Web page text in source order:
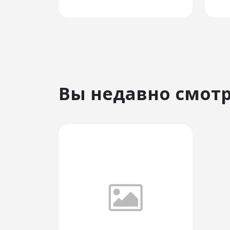
Вы недавно